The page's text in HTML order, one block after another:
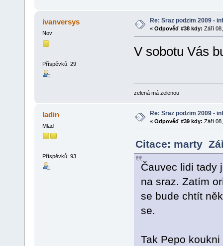
ivanversys
Nov
Příspěvků: 29
Re: Sraz podzim 2009 -
« Odpověď #38 kdy: Září
V sobotu Vás
zelená má zelenou
ladin
Mlad
Příspěvků: 93
Re: Sraz podzim 2009 -
« Odpověď #39 kdy: Září
Citace: marty
Čauvec lidi tady
na sraz. Zatím
se bude chtít
se.
Tak Pepo